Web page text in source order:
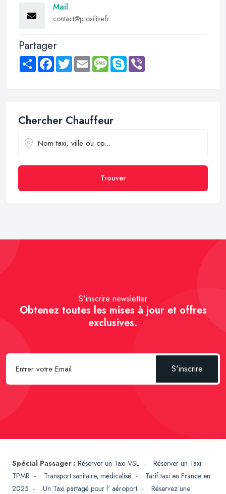
Mail
contact@proxilive.fr
Partager
Share FacebookTwitter Email MessageSkype
Chercher Chauffeur
Trouver
S'inscrire newsletter
Obtenez toutes les mises à jour et offres
exclusives.
S'inscrire
Spécial Passager : Réserver un Taxi VSL - Réserver un Taxi
TPMR - Transport sanitaire, médicalisé - Tarif taxi en France en
2025 - Un Taxi partagé pour l' aéroport - Réservez une